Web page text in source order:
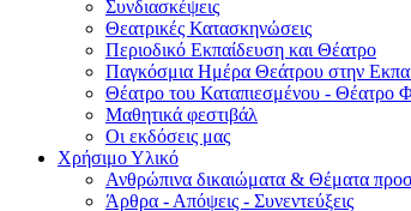
Συνδιασκέψεις
Θεατρικές Κατασκηνώσεις
Περιοδικό Εκπαίδευση και Θέατρο
Παγκόσμια Ημέρα Θεάτρου στην
Θέατρο του Καταπιεσμένου - Θέατρο
Μαθητικά φεστιβάλ
Οι εκδόσεις μας
Χρήσιμο Υλικό
Ανθρώπινα δικαιώματα & Θέματα
Άρθρα - Απόψεις - Συνεντεύξεις